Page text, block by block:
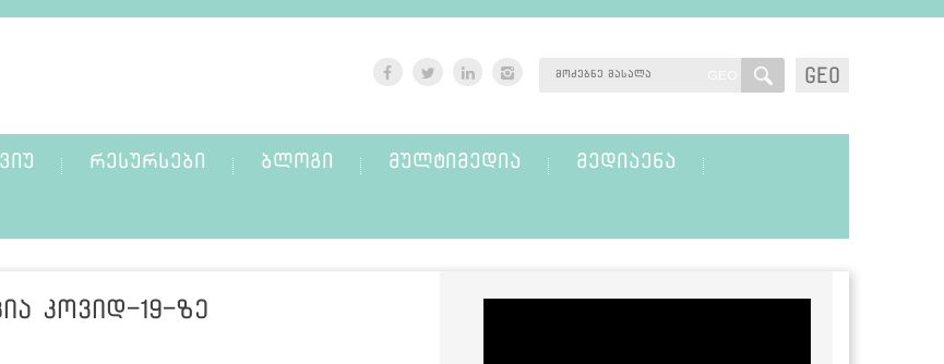
GEO
ᲠᲔᲡᲣᲠᲡᲔᲑᲘ ᲑᲚᲝᲒᲘ ᲛᲣᲚᲢᲘᲛᲔᲓᲘᲐ ᲛᲔᲓᲘᲐᲔᲜᲐ
კოვიდ-19-ზე